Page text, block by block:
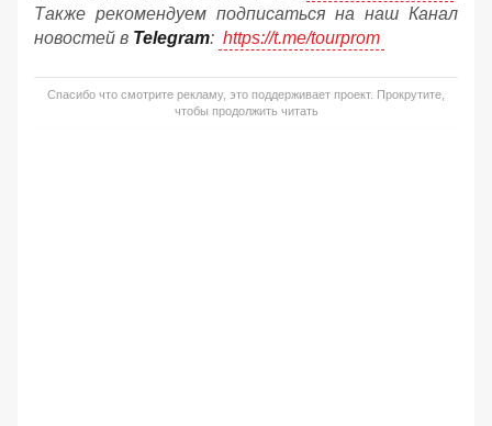
Также рекомендуем подписаться на наш Канал
новостей в Telegram: https://t.me/tourprom
Спасибо что смотрите рекламу, это поддерживает проект. Прокрутите,
чтобы продолжить читать